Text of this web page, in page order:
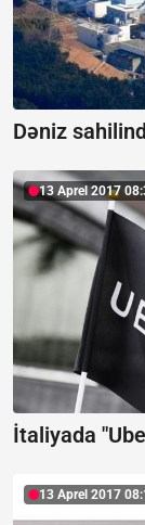
Dəniz
13 Aprel 2017
İtaliyada
13 Aprel 2017